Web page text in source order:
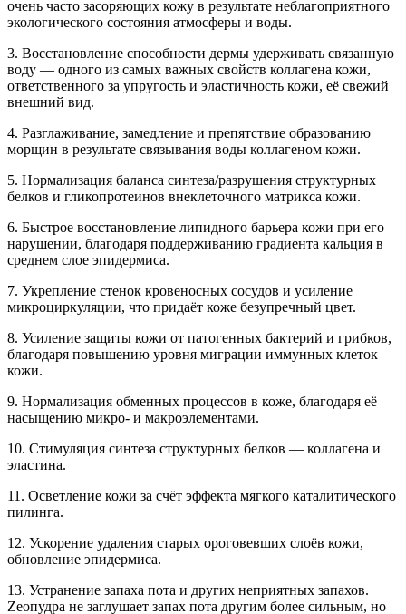
очень часто засоряющих кожу в результате неблагоприятного
экологического состояния атмосферы и воды.
3. Восстановление способности дермы удерживать связанную
воду — одного из самых важных свойств коллагена кожи,
ответственного за упругость и эластичность кожи, её свежий
внешний вид.
4. Разглаживание, замедление и препятствие образованию
морщин в результате связывания воды коллагеном кожи.
5. Нормализация баланса синтеза/разрушения структурных
белков и гликопротеинов внеклеточного матрикса кожи.
6. Быстрое восстановление липидного барьера кожи при его
нарушении, благодаря поддерживанию градиента кальция в
среднем слое эпидермиса.
7. Укрепление стенок кровеносных сосудов и усиление
микроциркуляции, что придаёт коже безупречный цвет.
8. Усиление защиты кожи от патогенных бактерий и грибков,
благодаря повышению уровня миграции иммунных клеток
кожи.
9. Нормализация обменных процессов в коже, благодаря её
насыщению микро- и макроэлементами.
10. Стимуляция синтеза структурных белков — коллагена и
эластина.
11. Осветление кожи за счёт эффекта мягкого каталитического
пилинга.
12. Ускорение удаления старых ороговевших слоёв кожи,
обновление эпидермиса.
13. Устранение запаха пота и других неприятных запахов.
Zеопудра не заглушает запах пота другим более сильным, но